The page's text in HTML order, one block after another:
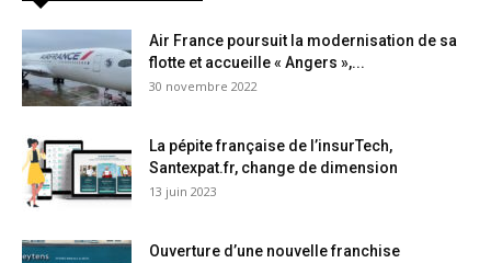
Air France poursuit la modernisation de sa
flotte et accueille « Angers »,...
30 novembre 2022
La pépite française de l’insurTech,
Santexpat.fr, change de dimension
13 juin 2023
Ouverture d’une nouvelle franchise